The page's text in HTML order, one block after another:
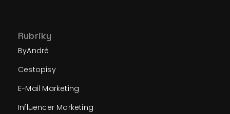
Rubriky
ByAndré
Cestopisy
E-Mail Marketing
Influencer Marketing